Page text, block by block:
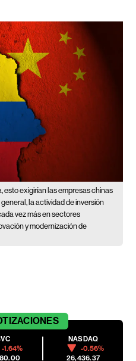
esto exigirían las empresas chinas
general, la actividad de inversión
vez más en sectores
y modernización de
-1.64%
NASDAQ
-0.56%
26,436.37